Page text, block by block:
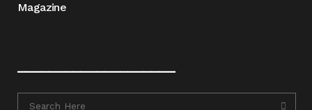
Magazine